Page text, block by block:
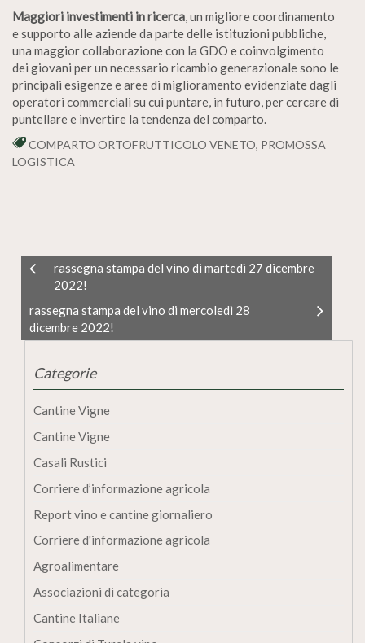
Maggiori investimenti in ricerca, un migliore coordinamento
e supporto alle aziende da parte delle istituzioni pubbliche,
una maggior collaborazione con la GDO e coinvolgimento
dei giovani per un necessario ricambio generazionale sono le
principali esigenze e aree di miglioramento evidenziate dagli
operatori commerciali su cui puntare, in futuro, per cercare di
puntellare e invertire la tendenza del comparto.
COMPARTO ORTOFRUTTICOLO VENETO, PROMOSSA
LOGISTICA
rassegna stampa del vino di martedì 27 dicembre
2022!
rassegna stampa del vino di mercoledì 28
dicembre 2022!
Categorie
Cantine Vigne
Cantine Vigne
Casali Rustici
Corriere d’informazione agricola
Report vino e cantine giornaliero
Corriere d'informazione agricola
Agroalimentare
Associazioni di categoria
Cantine Italiane